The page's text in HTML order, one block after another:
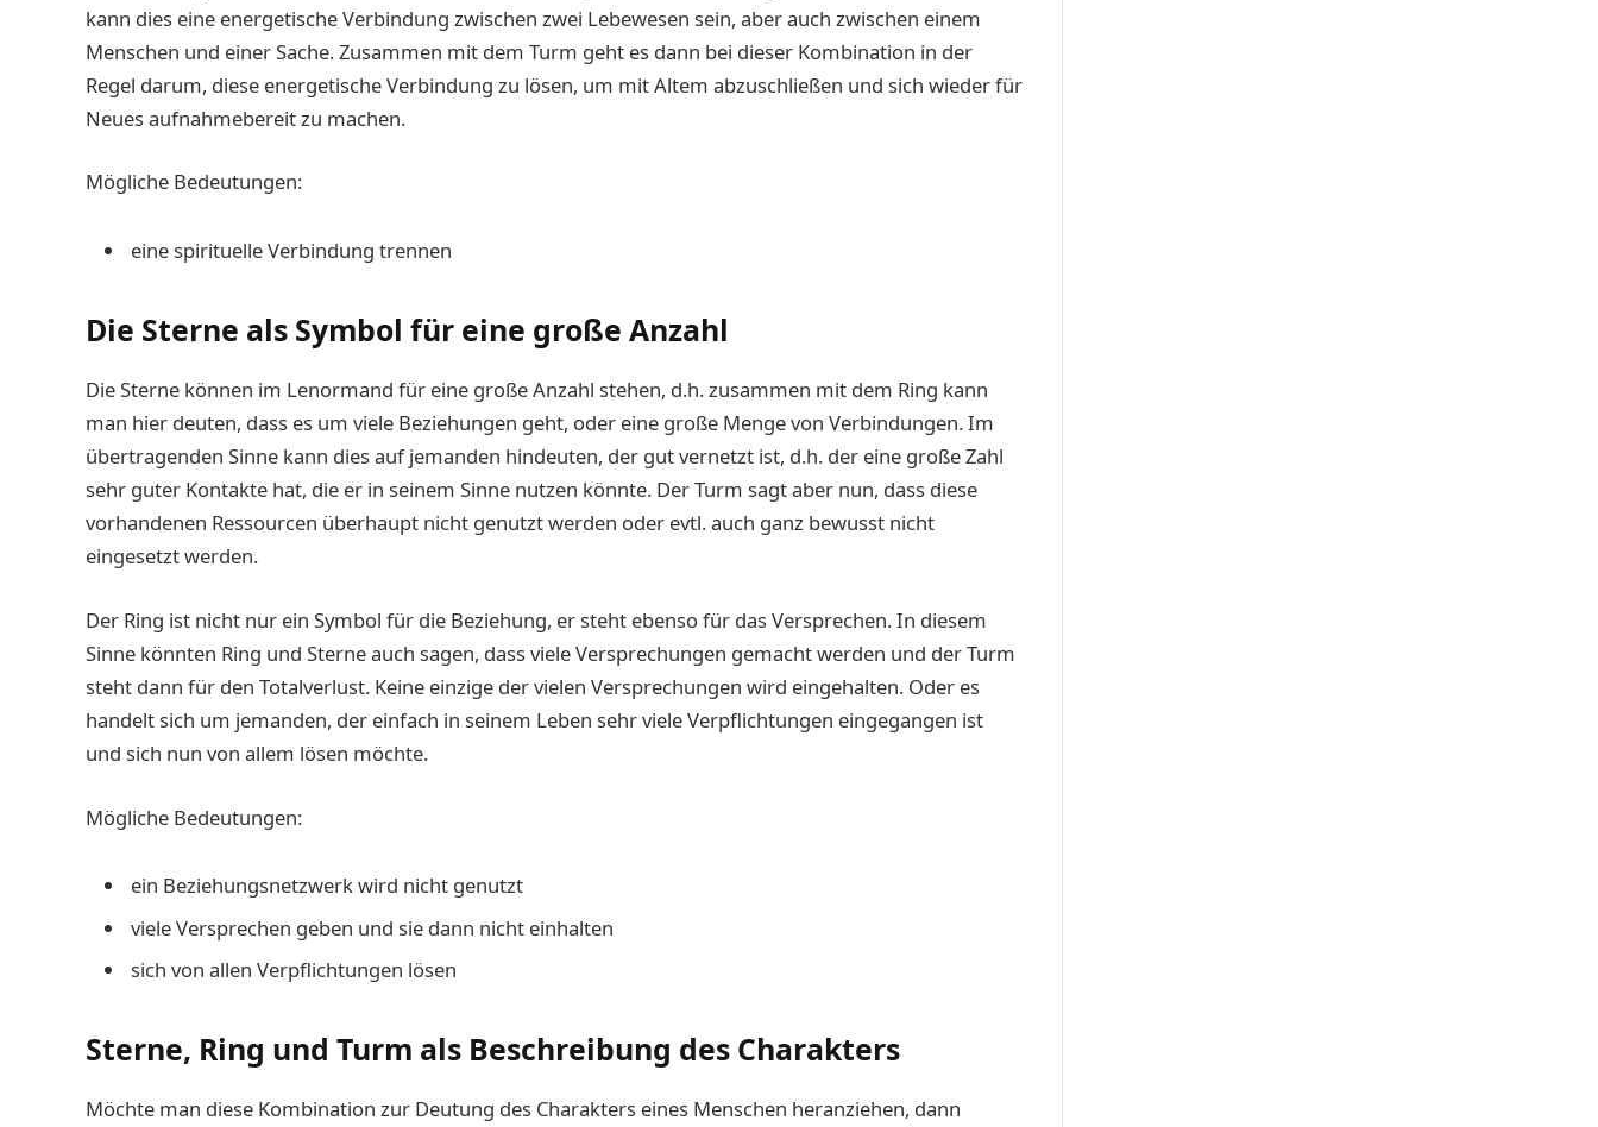
kann dies eine energetische Verbindung zwischen zwei Lebewesen sein, aber auch zwischen einem
Menschen und einer Sache. Zusammen mit dem Turm geht es dann bei dieser Kombination in der
Regel darum, diese energetische Verbindung zu lösen, um mit Altem abzuschließen und sich wieder für
Neues aufnahmebereit zu machen.
Mögliche Bedeutungen:
eine spirituelle Verbindung trennen
Die Sterne als Symbol für eine große Anzahl
Die Sterne können im Lenormand für eine große Anzahl stehen, d.h. zusammen mit dem Ring kann
man hier deuten, dass es um viele Beziehungen geht, oder eine große Menge von Verbindungen. Im
übertragenden Sinne kann dies auf jemanden hindeuten, der gut vernetzt ist, d.h. der eine große Zahl
sehr guter Kontakte hat, die er in seinem Sinne nutzen könnte. Der Turm sagt aber nun, dass diese
vorhandenen Ressourcen überhaupt nicht genutzt werden oder evtl. auch ganz bewusst nicht
eingesetzt werden.
Der Ring ist nicht nur ein Symbol für die Beziehung, er steht ebenso für das Versprechen. In diesem
Sinne könnten Ring und Sterne auch sagen, dass viele Versprechungen gemacht werden und der Turm
steht dann für den Totalverlust. Keine einzige der vielen Versprechungen wird eingehalten. Oder es
handelt sich um jemanden, der einfach in seinem Leben sehr viele Verpflichtungen eingegangen ist
und sich nun von allem lösen möchte.
Mögliche Bedeutungen:
ein Beziehungsnetzwerk wird nicht genutzt
viele Versprechen geben und sie dann nicht einhalten
sich von allen Verpflichtungen lösen
Sterne, Ring und Turm als Beschreibung des Charakters
Möchte man diese Kombination zur Deutung des Charakters eines Menschen heranziehen, dann